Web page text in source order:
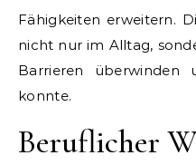
Fähigkeiten erweitern.
nicht nur im Alltag,
Barrieren überwinden
konnte.
Beruflicher